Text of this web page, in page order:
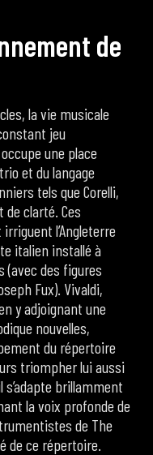
nement de
la vie musicale
jeu
une place
et du langage
tels que Corelli,
de clarté. Ces
l’Angleterre
italien installé à
(avec des figures
Fux). Vivaldi,
y adjoignant une
nouvelles,
du répertoire
triompher lui aussi
s’adapte brillamment
la voix profonde de
de The
de ce répertoire.